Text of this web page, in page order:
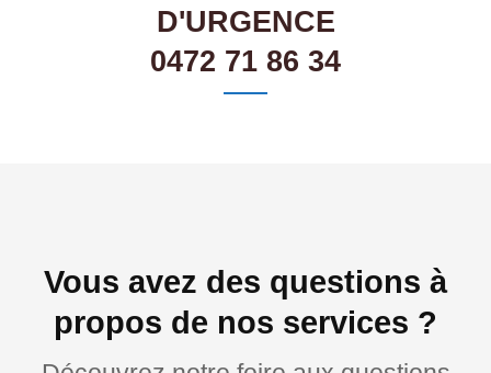
D'URGENCE
0472 71 86 34
Vous avez des questions à
propos de nos services ?